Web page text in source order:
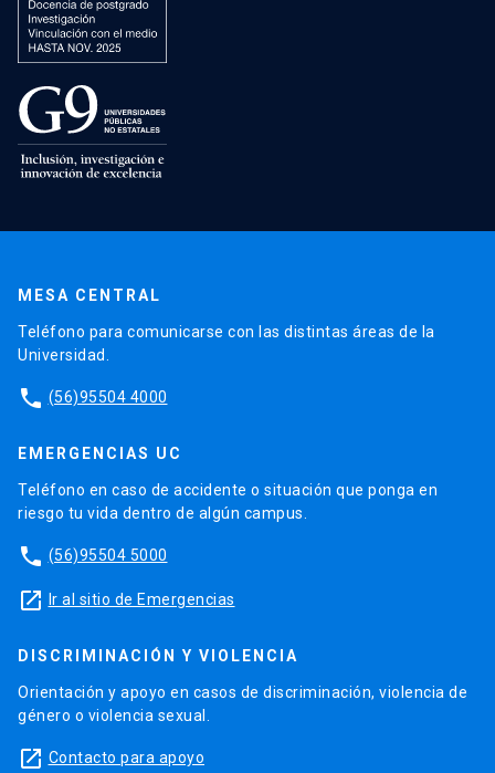
MESA CENTRAL
Teléfono para comunicarse con las distintas áreas de la
Universidad.
phone (56)95504 4000
EMERGENCIAS UC
Teléfono en caso de accidente o situación que ponga en
riesgo tu vida dentro de algún campus.
phone (56)95504 5000
launch Ir al sitio de Emergencias
DISCRIMINACIÓN Y VIOLENCIA
Orientación y apoyo en casos de discriminación, violencia de
género o violencia sexual.
launch Contacto para apoyo